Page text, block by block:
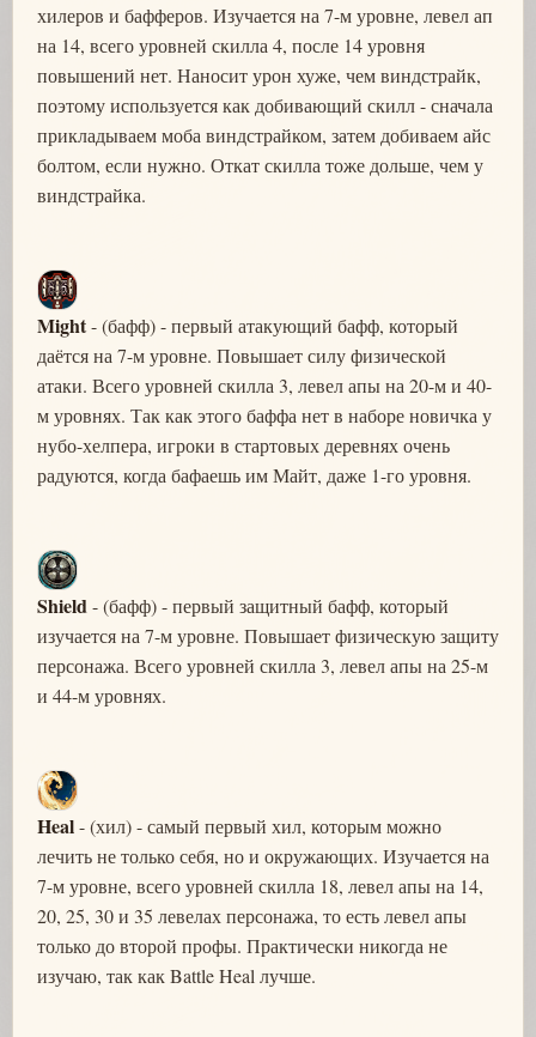
хилеров и бафферов. Изучается на 7-м уровне, левел ап
на 14, всего уровней скилла 4, после 14 уровня
повышений нет. Наносит урон хуже, чем виндстрайк,
поэтому используется как добивающий скилл - сначала
прикладываем моба виндстрайком, затем добиваем айс
болтом, если нужно. Откат скилла тоже дольше, чем у
виндстрайка.
Might- (бафф) - первый атакующий бафф, который
даётся на 7-м уровне. Повышает силу физической
атаки. Всего уровней скилла 3, левел апы на 20-м и 40-
м уровнях. Так как этого баффа нет в наборе новичка у
нубо-хелпера, игроки в стартовых деревнях очень
радуются, когда бафаешь им Майт, даже 1-го уровня.
Shield - (бафф) - первый защитный бафф, который
изучается на 7-м уровне. Повышает физическую защиту
персонажа. Всего уровней скилла 3, левел апы на 25-м
и 44-м уровнях.
Heal- (хил) - самый первый хил, которым можно
лечить не только себя, но и окружающих. Изучается на
7-м уровне, всего уровней скилла 18, левел апы на 14,
20, 25, 30 и 35 левелах персонажа, то есть левел апы
только до второй профы. Практически никогда не
изучаю, так как Battle Heal лучше.